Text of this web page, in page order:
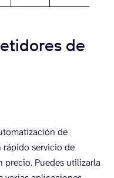
de
de
servicio de
precio. Puedes utilizarla